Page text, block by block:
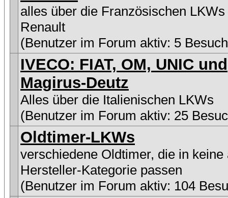
alles über die Französischen LKWs
Renault
(Benutzer im Forum aktiv: 5
IVECO: FIAT, OM, UNIC und
Magirus-Deutz
Alles über die Italienischen LKWs
(Benutzer im Forum aktiv: 25
Oldtimer-LKWs
verschiedene Oldtimer, die in keine
Hersteller-Kategorie passen
(Benutzer im Forum aktiv: 104